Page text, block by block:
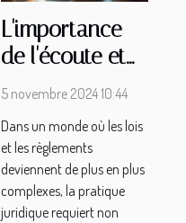
L'importance
de l'écoute et
de la
dans la
pratique
juridique
5 novembre 2024 10:44
Dans un monde où les lois
et les règlements
deviennent de plus en plus
complexes, la pratique
juridique requiert non